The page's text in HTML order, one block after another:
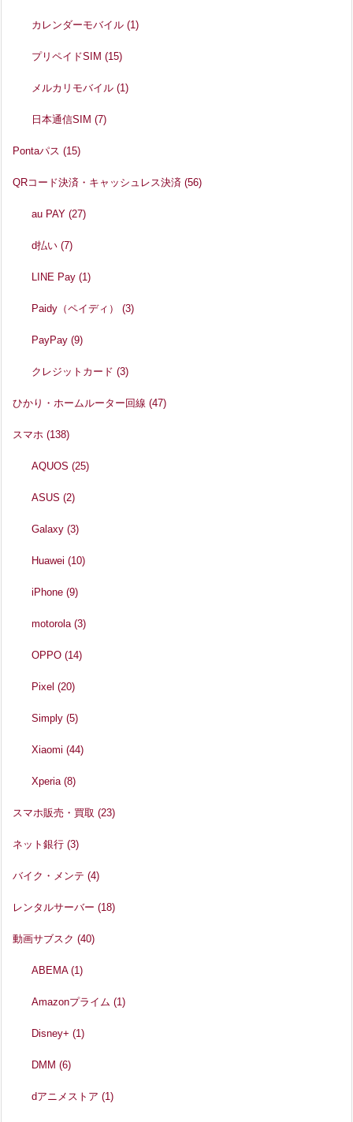
カレンダーモバイル(1)
プリペイドSIM(15)
メルカリモバイル(1)
日本通信SIM(7)
Pontaパス (15)
QRコード決済・キャッシュレス決済 (56)
au PAY(27)
d払い(7)
LINE Pay(1)
Paidy（ペイディ）(3)
PayPay(9)
クレジットカード(3)
ひかり・ホームルーター回線 (47)
スマホ (138)
AQUOS(25)
ASUS(2)
Galaxy(3)
Huawei(10)
iPhone(9)
motorola(3)
OPPO(14)
Pixel(20)
Simply(5)
Xiaomi(44)
Xperia(8)
スマホ販売・買取 (23)
ネット銀行 (3)
バイク・メンテ (4)
レンタルサーバー (18)
動画サブスク (40)
ABEMA(1)
Amazonプライム(1)
Disney+(1)
DMM(6)
dアニメストア(1)